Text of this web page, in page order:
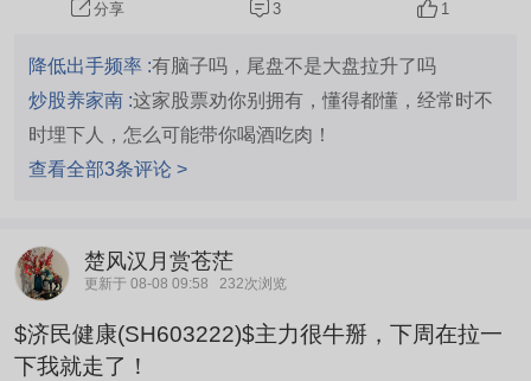
分享 3 1
降低出手频率 :有脑子吗，尾盘不是大盘拉升了吗
炒股养家南 :这家股票劝你别拥有，懂得都懂，经常时不
时埋下人，怎么可能带你喝酒吃肉！
查看全部3条评论 >
楚风汉月赏苍茫
更新于 08-08 09:58 232次浏览
$济民健康(SH603222)$主力很牛掰，下周在拉一
下我就走了！